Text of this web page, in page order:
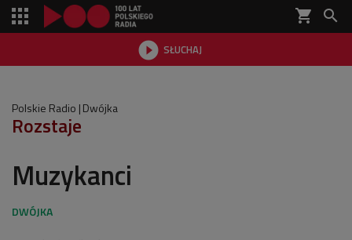
shopping_cart 
 SŁUCHAJ

Polskie Radio Dwójka
Rozstaje
Muzykanci